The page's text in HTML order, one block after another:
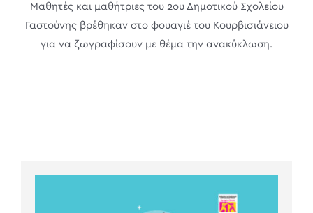
Μαθητές και μαθήτριες του 2ου Δημοτικού Σχολείου
Γαστούνης βρέθηκαν στο φουαγιέ του Κουρβισιάνειου
για να ζωγραφίσουν με θέμα την ανακύκλωση.